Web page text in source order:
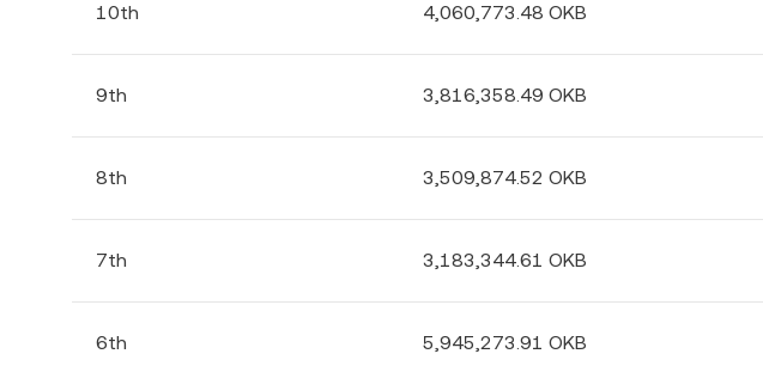
10th 4,060,773.48 OKB
9th 3,816,358.49 OKB
8th 3,509,874.52 OKB
7th 3,183,344.61 OKB
6th 5,945,273.91 OKB